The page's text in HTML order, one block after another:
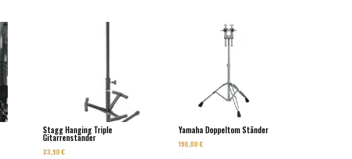
Stagg Hanging Triple
Gitarrenständer
33,90€
Yamaha Doppeltom Ständer
190,00€